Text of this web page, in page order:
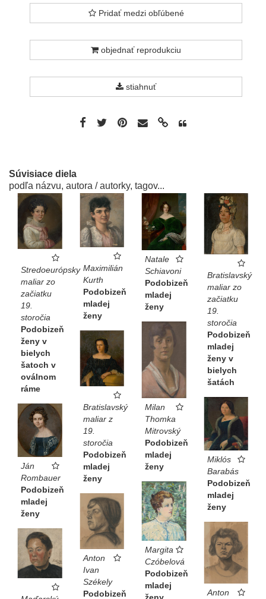
Pridať medzi obľúbené
objednať reprodukciu
stiahnuť
Súvisiace diela
podľa názvu, autora / autorky, tagov...
Stredoeurópsky
maliar zo
začiatku
19.
storočia
Podobizeň
ženy v
bielych
šatoch v
oválnom
ráme
Maximilián
Kurth
Podobizeň
mladej
ženy
Natale
Schiavoni
Podobizeň
mladej
ženy
Bratislavský
maliar zo
začiatku
19.
storočia
Podobizeň
mladej
ženy v
bielych
šatách
Milan
Thomka
Mitrovský
Podobizeň
mladej
ženy
Bratislavský
maliar z
19.
storočia
Podobizeň
mladej
ženy
Miklós
Barabás
Podobizeň
mladej
ženy
Ján
Rombauer
Podobizeň
mladej
ženy
Margita
Czóbelová
Podobizeň
mladej
Anton
Ivan
Székely
Podobizeň
Anton